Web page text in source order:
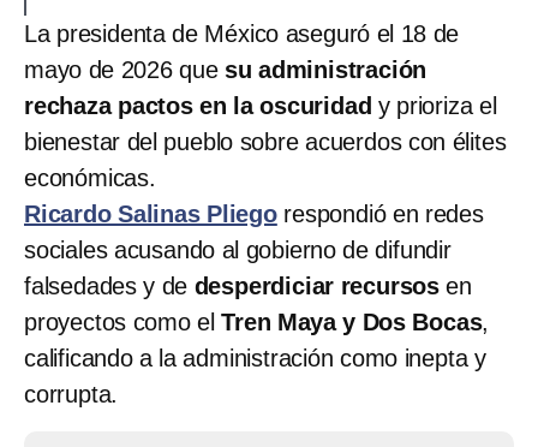
La presidenta de México aseguró el 18 de
mayo de 2026 que su administración
rechaza pactos en la oscuridad y prioriza el
bienestar del pueblo sobre acuerdos con élites
económicas.
Ricardo Salinas Pliegorespondió en redes
sociales acusando al gobierno de difundir
falsedades y de desperdiciar recursos en
proyectos como elTren Maya y Dos Bocas,
calificando a la administración como inepta y
corrupta.